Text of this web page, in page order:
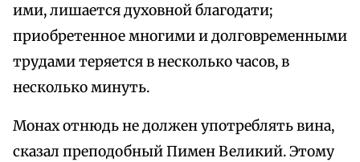
ими, лишается духовной благодати;
приобретенное многими и долговременными
трудами теряется в несколько часов, в
несколько минуть.
Монах отнюдь не должен употреблять вина,
сказал преподобный Пимен Великий. Этому